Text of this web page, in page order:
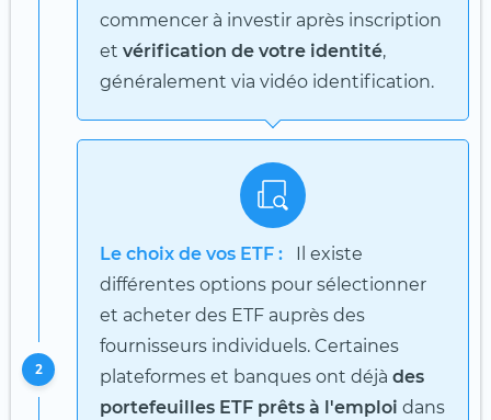
commencer à investir après inscription
et vérification de votre identité,
généralement via vidéo identification.
2
Le choix de vos ETF :
Il existe
différentes options pour sélectionner
et acheter des ETF auprès des
fournisseurs individuels. Certaines
plateformes et banques ont déjà des
portefeuilles ETF prêts à l'emploi dans